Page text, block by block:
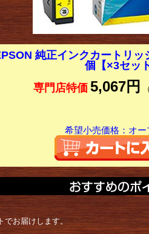
純正インクカートリ
個【×3セット
専門店特価 5,067円
希望小売価格：オー
お届けします。